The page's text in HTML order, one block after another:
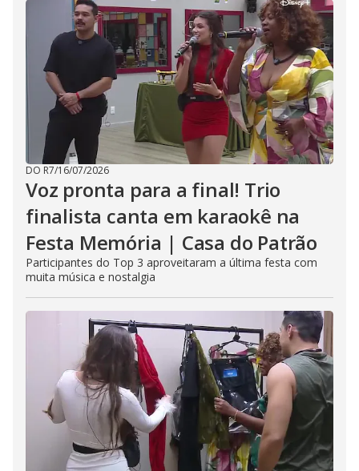
DO R7/16/07/2026
Voz pronta para a final! Trio
finalista canta em karaokê na
Festa Memória | Casa do Patrão
Participantes do Top 3 aproveitaram a última festa com
muita música e nostalgia